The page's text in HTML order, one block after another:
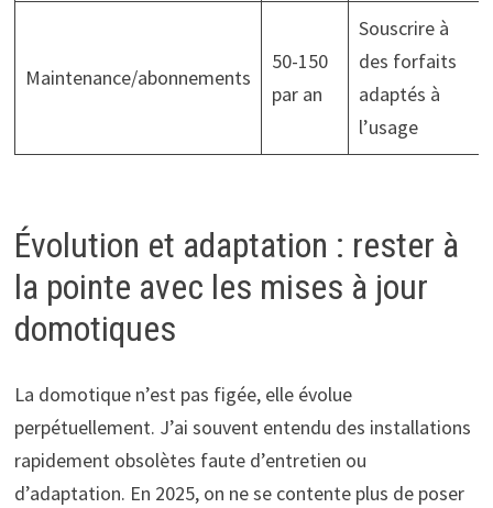
Maintenance/abonnements
50-150
par an
Souscrire à
des forfaits
adaptés à
l’usage
Évolution et adaptation : rester à
la pointe avec les mises à jour
domotiques
La domotique n’est pas figée, elle évolue
perpétuellement. J’ai souvent entendu des installations
rapidement obsolètes faute d’entretien ou
d’adaptation. En 2025, on ne se contente plus de poser